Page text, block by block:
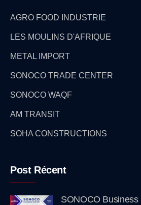
AGRO FOOD INDUSTRIE
LES MOULINS D'AFRIQUE
METAL IMPORT
SONOCO TRADE CENTER
SONOCO WAQF
AM TRANSIT
SOHA CONSTRUCTIONS
Post Récent
SONOCO Business